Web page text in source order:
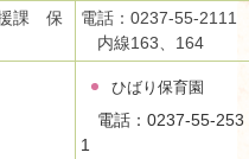
課 保
電話：0237-55-2111
内線163、164
ひばり保育園
電話：0237-55-253
1